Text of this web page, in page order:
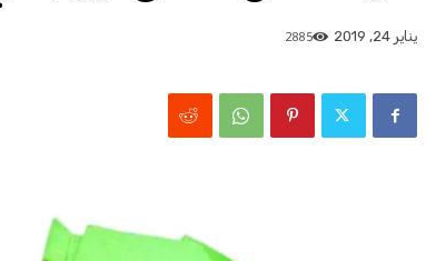
يناير 24, 2019 2885